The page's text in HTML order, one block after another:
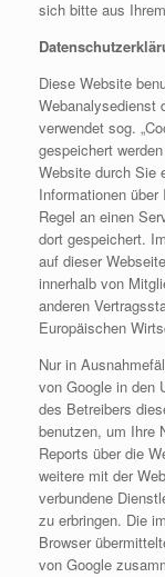
sich bitte aus
Diese Website
Webanalysedienst
verwendet sog.
gespeichert
Website durch Sie
Informationen
Regel an einen
dort gespeichert.
auf dieser
innerhalb von
anderen
Europäischen
Nur in
von Google in den
des Betreibers
benutzen, um Ihre
Reports über die
weitere mit der
verbundene
zu erbringen. Die
Browser
von Google